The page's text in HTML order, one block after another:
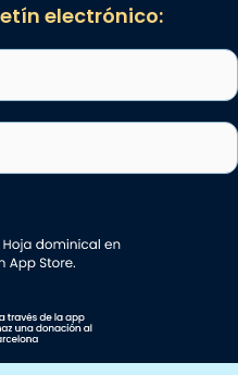
electrónico: